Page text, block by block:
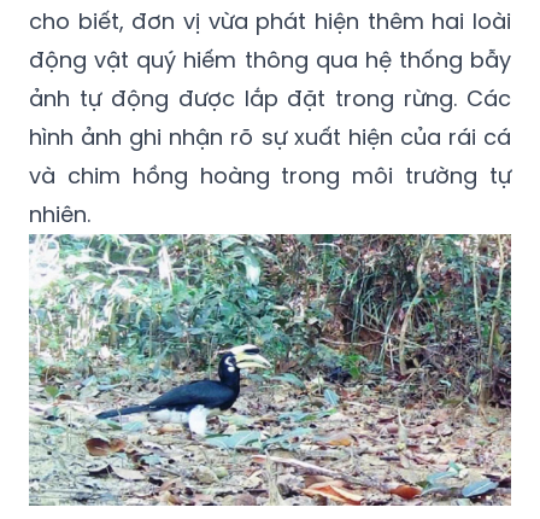
cho biết, đơn vị vừa phát hiện thêm hai loài
động vật quý hiếm thông qua hệ thống bẫy
ảnh tự động được lắp đặt trong rừng. Các
hình ảnh ghi nhận rõ sự xuất hiện của rái cá
và chim hồng hoàng trong môi trường tự
nhiên.